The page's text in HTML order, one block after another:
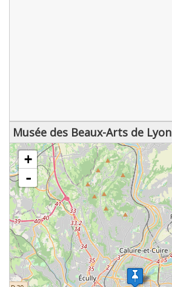
Musée des Beaux-Arts de Lyon
chargement de la carte - veuillez patienter...
+
-